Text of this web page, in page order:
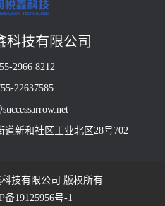
科技有限公司
2966 8212
22637585
新和社区工业北区28号702
技有限公司 版权所有
19125956号-1